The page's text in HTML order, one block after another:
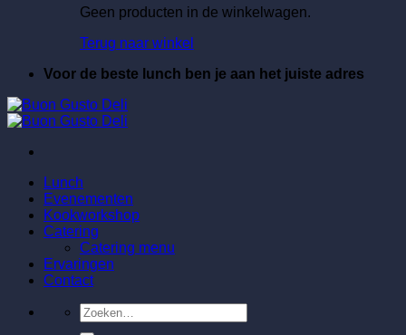
Geen producten in de winkelwagen.
Terug naar winkel
Voor de beste lunch ben je aan het juiste adres
Lunch
Evenementen
Kookworkshop
Catering
Catering menu
Ervaringen
Contact
Zoeken
naar: